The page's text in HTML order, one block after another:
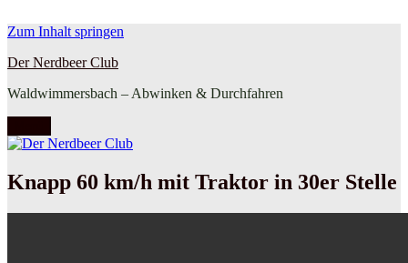
Zum Inhalt springen
Der Nerdbeer Club
Waldwimmersbach – Abwinken & Durchfahren
Knapp 60 km/h mit Traktor in 30er Stelle